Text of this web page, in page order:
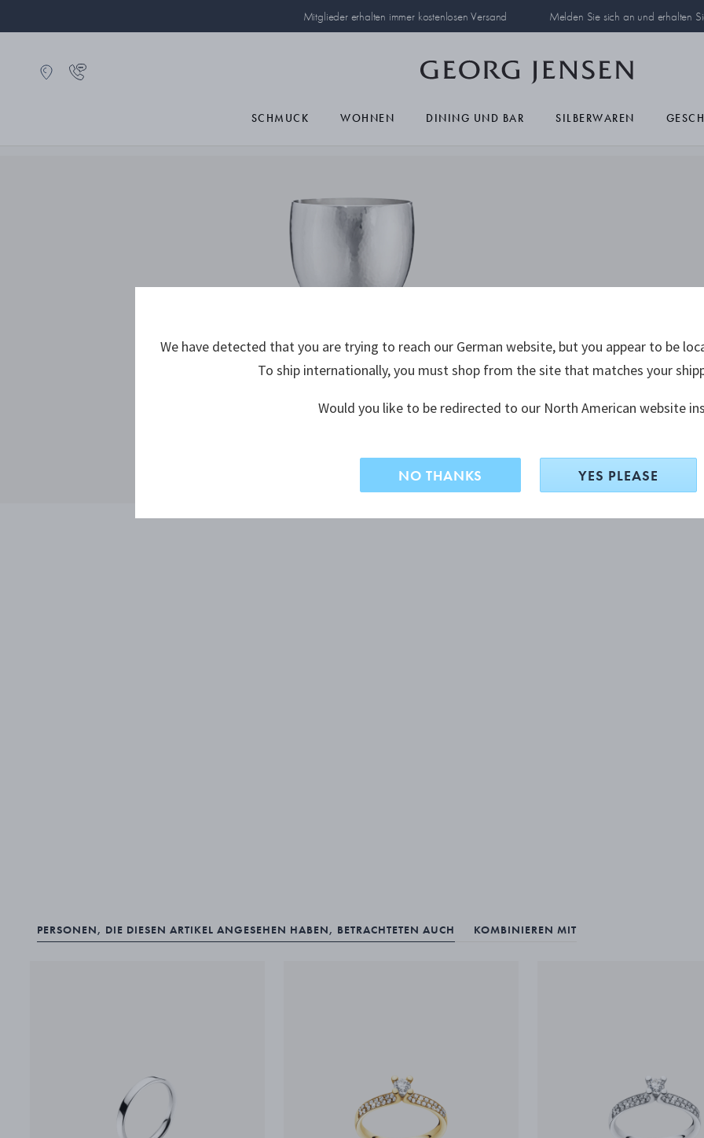
Mitglieder erhalten immer kostenlosen Versand Melden Sie sich an und erhalten
SCHMUCK WOHNEN DINING UND BAR SILBERWAREN
PERSONEN, DIE DIESEN ARTIKEL ANGESEHEN HABEN, BETRACHTETEN AUCH KOMBINIEREN MIT
We have detected that you are trying to reach our German website, but you appear to be
To ship internationally, you must shop from the site that matches your
Would you like to be redirected to our North American website
NO THANKS YES PLEASE